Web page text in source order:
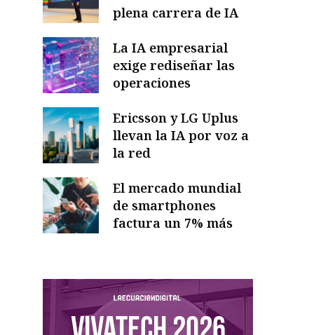
plena carrera de IA
La IA empresarial
exige rediseñar las
operaciones
Ericsson y LG Uplus
llevan la IA por voz a
la red
El mercado mundial
de smartphones
factura un 7% más